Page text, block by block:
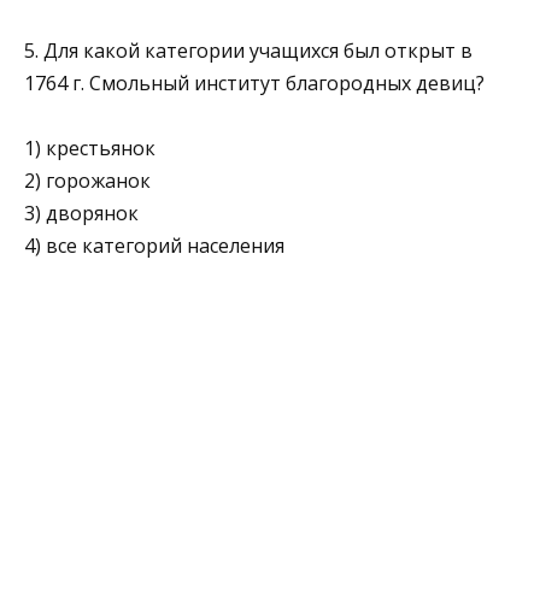
5. Для какой категории учащихся был открыт в
1764 г. Смольный институт благородных девиц?
1) крестьянок
2) горожанок
3) дворянок
4) все категорий населения